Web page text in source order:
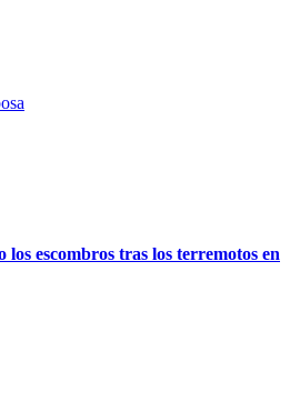
escombros tras los terremotos en